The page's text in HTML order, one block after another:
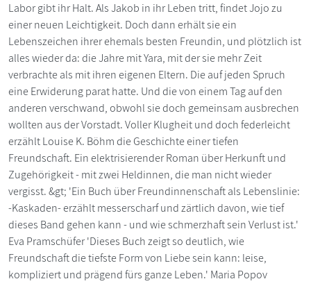
Labor gibt ihr Halt. Als Jakob in ihr Leben tritt, findet Jojo zu
einer neuen Leichtigkeit. Doch dann erhält sie ein
Lebenszeichen ihrer ehemals besten Freundin, und plötzlich ist
alles wieder da: die Jahre mit Yara, mit der sie mehr Zeit
verbrachte als mit ihren eigenen Eltern. Die auf jeden Spruch
eine Erwiderung parat hatte. Und die von einem Tag auf den
anderen verschwand, obwohl sie doch gemeinsam ausbrechen
wollten aus der Vorstadt. Voller Klugheit und doch federleicht
erzählt Louise K. Böhm die Geschichte einer tiefen
Freundschaft. Ein elektrisierender Roman über Herkunft und
Zugehörigkeit - mit zwei Heldinnen, die man nicht wieder
vergisst. &gt; 'Ein Buch über Freundinnenschaft als Lebenslinie:
-Kaskaden- erzählt messerscharf und zärtlich davon, wie tief
dieses Band gehen kann - und wie schmerzhaft sein Verlust ist.'
Eva Pramschüfer 'Dieses Buch zeigt so deutlich, wie
Freundschaft die tiefste Form von Liebe sein kann: leise,
kompliziert und prägend fürs ganze Leben.' Maria Popov